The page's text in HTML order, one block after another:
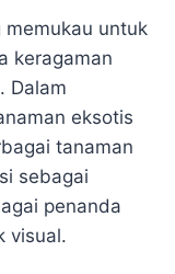
memukau untuk
keragaman
Dalam
eksotis
tanaman
sebagai
penanda
visual.